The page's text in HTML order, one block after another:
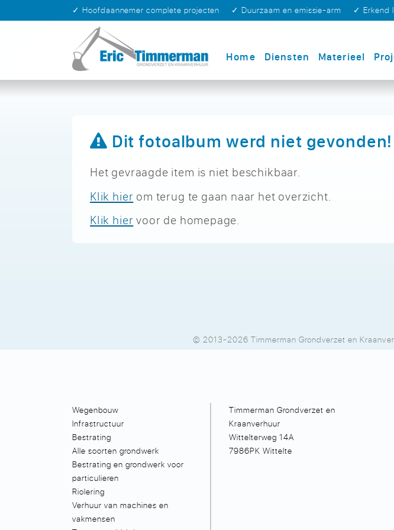
✓ Hoofdaannemer complete projecten ✓ Duurzaam en emissie-arm ✓
Home Diensten Materieel
Dit fotoalbum werd niet gevonden!
Het gevraagde item is niet beschikbaar.
Klik hier om terug te gaan naar het overzicht.
Klik hier voor de homepage.
© 2013-2026 Timmerman Grondverzet en
Wegenbouw
Infrastructuur
Bestrating
Alle soorten grondwerk
Bestrating en grondwerk voor
particulieren
Riolering
Verhuur van machines en
vakmensen
Timmerman Grondverzet en
Kraanverhuur
Wittelterweg 14A
7986PK Wittelte